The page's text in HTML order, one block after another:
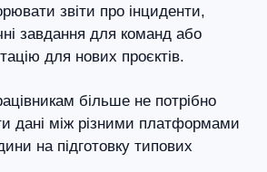
звіти про інциденти,
завдання для команд або
для нових проєктів.
більше не потрібно
дані між різними платформами
на підготовку типових